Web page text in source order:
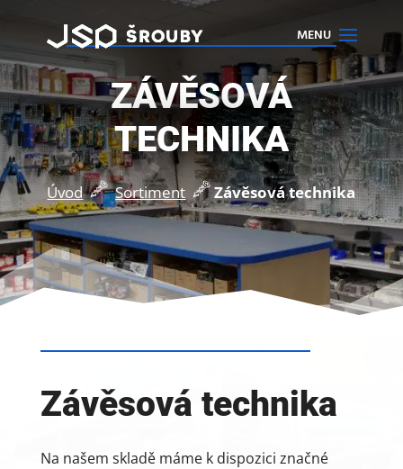
ZÁVĚSOVÁ
TECHNIKA
Úvod Sortiment Závěsová technika
Závěsová technika
Na našem skladě máme k dispozici značné